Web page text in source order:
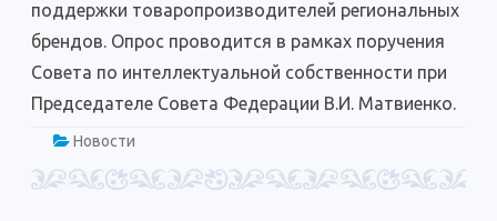
поддержки товаропроизводителей региональных
брендов. Опрос проводится в рамках поручения
Совета по интеллектуальной собственности при
Председателе Совета Федерации В.И. Матвиенко.
Новости